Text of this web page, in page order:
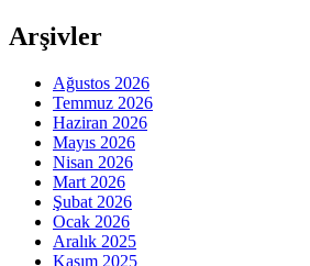
Arşivler
Ağustos 2026
Temmuz 2026
Haziran 2026
Mayıs 2026
Nisan 2026
Mart 2026
Şubat 2026
Ocak 2026
Aralık 2025
Kasım 2025